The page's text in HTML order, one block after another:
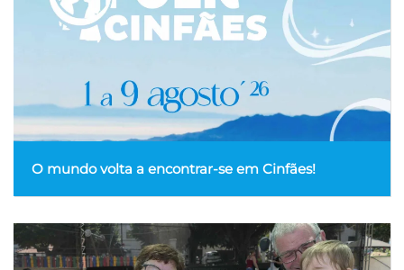
O mundo volta a encontrar-se em Cinfães!